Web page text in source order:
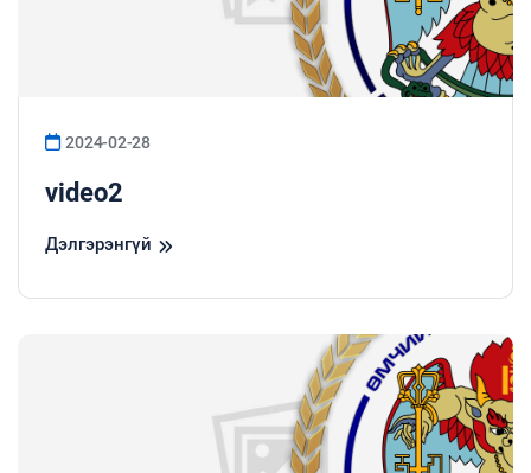
2024-02-28
video2
Дэлгэрэнгүй